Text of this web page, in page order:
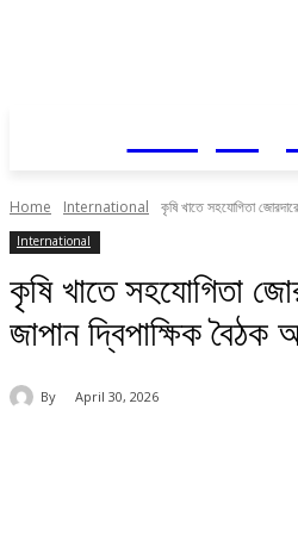
Home International কৃষি খাতে সহযোগিতা
International
কৃষি খাতে সহযোগিতা
জাপান দ্বিপাক্ষিক বৈঠক
By April 30, 2026